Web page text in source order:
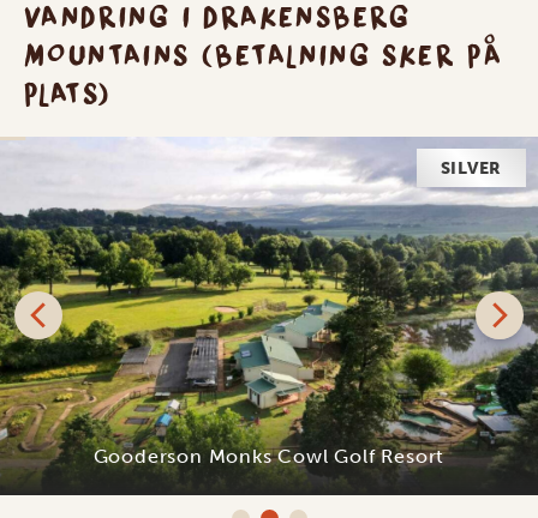
VANDRING I DRAKENSBERG
MOUNTAINS (BETALNING SKER PÅ
PLATS)
SILVER
Gooderson Monks Cowl Golf Resort